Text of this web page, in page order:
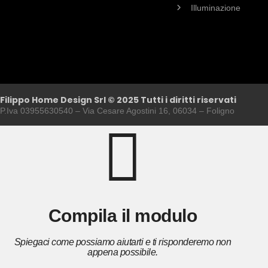
Illuminazione
Filippo Home Design Srl © 2025 Tutti i diritti riservati
P.Iva 03955630540 – Via Cesare Agostini 16, 06034 – Foligno
Compila il modulo
Spiegaci come possiamo aiutarti e ti risponderemo non
appena possibile.